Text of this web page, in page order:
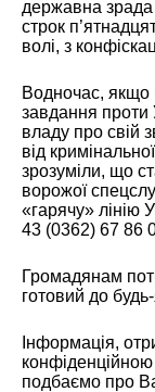
державна зрада
строк
волі, з
Водночас, якщо
завдання проти
владу про свій
від
зрозуміли, що
ворожої
«гарячу» лінію
43 (0362) 67 86
Громадянам
готовий до
Інформація,
подбаємо про